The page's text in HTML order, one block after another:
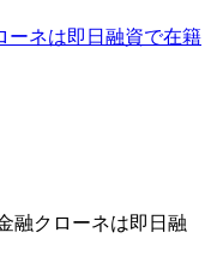
ーネは即日融資で在籍
融クローネは即日融